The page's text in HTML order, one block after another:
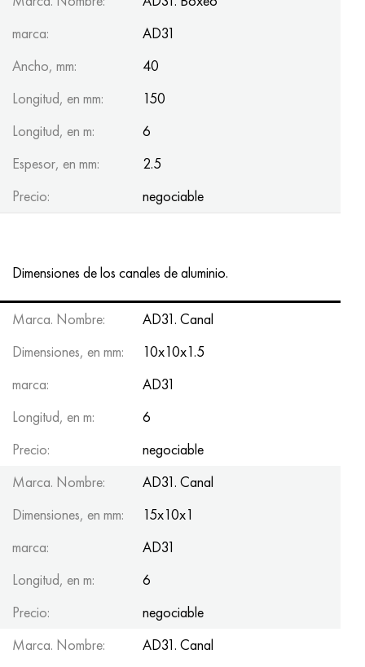
marca:
AD31
Ancho, mm:
40
Longitud, en mm:
150
Longitud, en m:
6
Espesor, en mm:
2.5
Precio:
negociable
Dimensiones de los canales de aluminio.
Marca. Nombre:
AD31. Canal
Dimensiones, en mm:
10x10x1.5
marca:
AD31
Longitud, en m:
6
Precio:
negociable
Marca. Nombre:
AD31. Canal
Dimensiones, en mm:
15x10x1
marca:
AD31
Longitud, en m:
6
Precio:
negociable
Marca. Nombre:
AD31. Canal